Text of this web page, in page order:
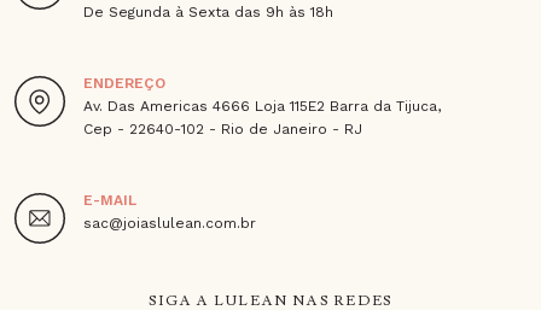
De Segunda à Sexta das 9h às 18h
ENDEREÇO
Av. Das Americas 4666 Loja 115E2 Barra da Tijuca,
Cep - 22640-102 - Rio de Janeiro - RJ
E-MAIL
sac@joiaslulean.com.br
SIGA A LULEAN NAS REDES